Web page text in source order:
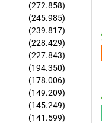
(272.858)
(245.985)
(239.817)
(228.429)
(227.843)
(194.350)
(178.006)
(149.209)
(145.249)
(141.599)